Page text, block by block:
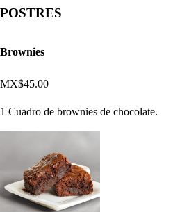
POSTRES
Brownies
MX$45.00
1 Cuadro de brownies de chocolate.